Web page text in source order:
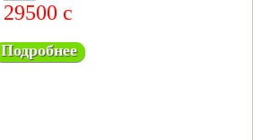
29500 c
Подробнее